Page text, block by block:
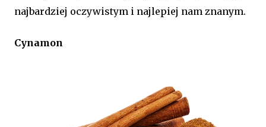
najbardziej oczywistym i najlepiej nam znanym.
Cynamon